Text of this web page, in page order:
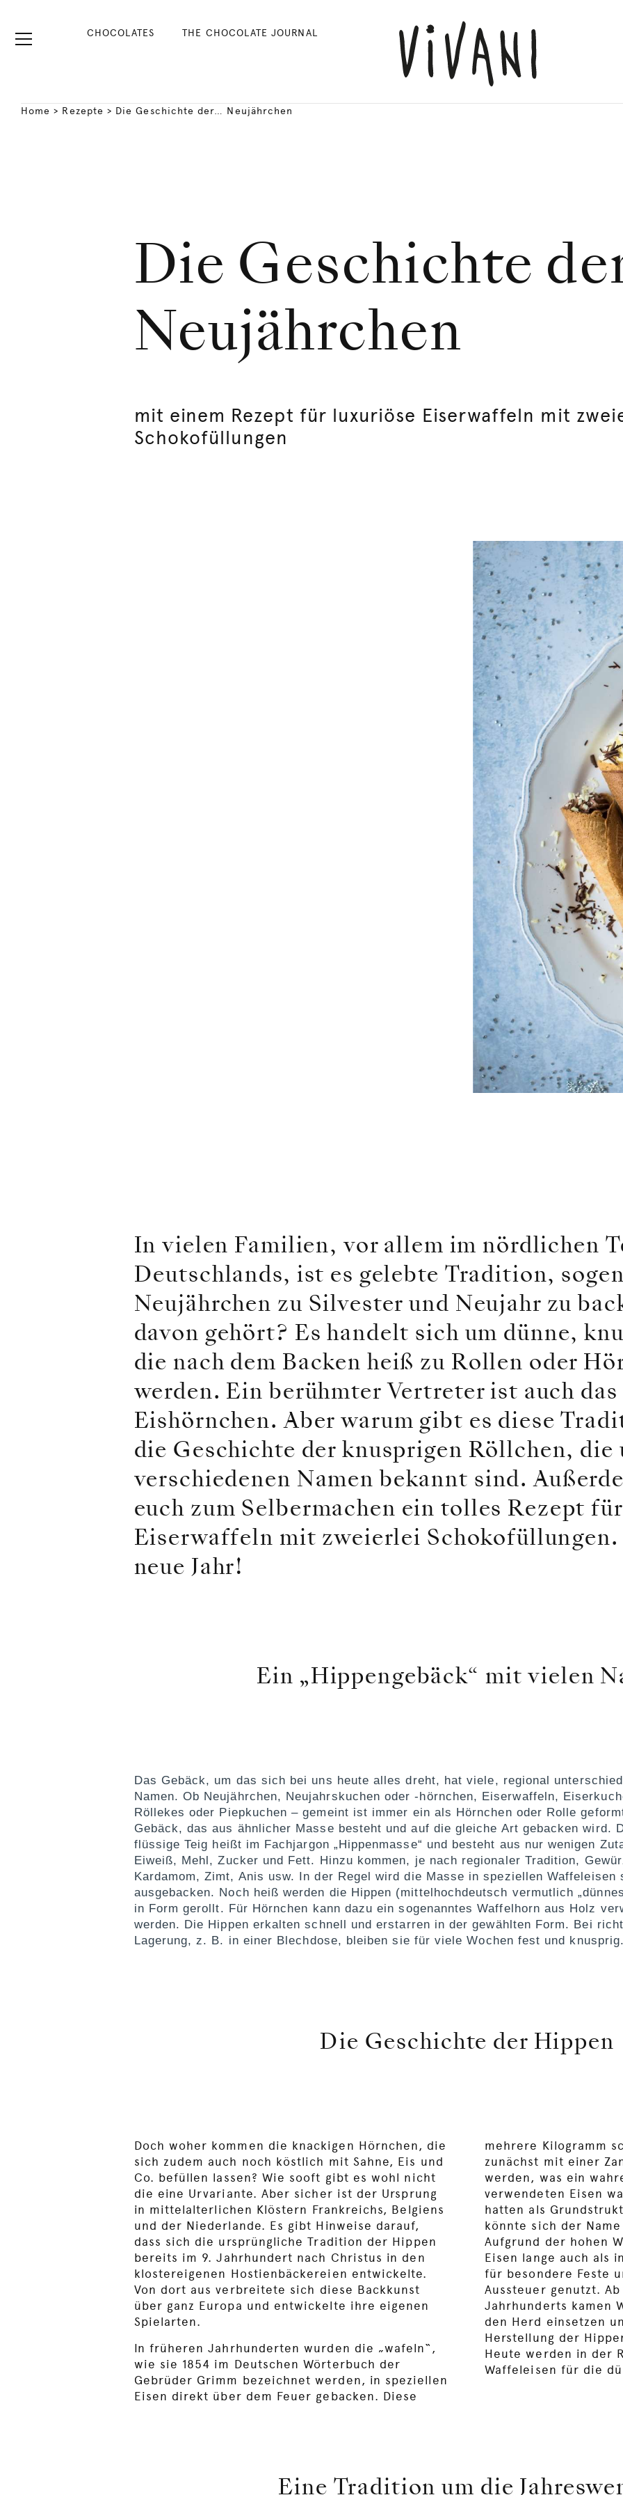
CHOCOLATES THE CHOCOLATE JOURNAL
Home > Rezepte > Die Geschichte der… Neujährchen
Die Geschichte
Neujährchen
mit einem Rezept für luxuriöse Eiserwaffeln mit
Schokofüllungen
In vielen Familien, vor allem im nördlichen
Deutschlands, ist es gelebte Tradition,
Neujährchen zu Silvester und Neujahr zu
davon gehört? Es handelt sich um dünne,
die nach dem Backen heiß zu Rollen oder
werden. Ein berühmter Vertreter ist auch das
Eishörnchen. Aber warum gibt es diese
die Geschichte der knusprigen Röllchen, die
verschiedenen Namen bekannt sind.
euch zum Selbermachen ein tolles Rezept
Eiserwaffeln mit zweierlei
neue Jahr!
Ein „Hippengebäck“ mit vielen
Das Gebäck, um das sich bei uns heute alles dreht, hat viele, regional
Namen. Ob Neujährchen, Neujahrskuchen oder -hörnchen, Eiserwaffeln,
Röllekes oder Piepkuchen – gemeint ist immer ein als Hörnchen oder Rolle
Gebäck, das aus ähnlicher Masse besteht und auf die gleiche Art gebacken wird.
flüssige Teig heißt im Fachjargon „Hippenmasse“ und besteht aus nur wenigen
Eiweiß, Mehl, Zucker und Fett. Hinzu kommen, je nach regionaler Tradition,
Kardamom, Zimt, Anis usw. In der Regel wird die Masse in speziellen Waffeleisen
ausgebacken. Noch heiß werden die Hippen (mittelhochdeutsch vermutlich
in Form gerollt. Für Hörnchen kann dazu ein sogenanntes Waffelhorn aus Holz
werden. Die Hippen erkalten schnell und erstarren in der gewählten Form. Bei
Lagerung, z. B. in einer Blechdose, bleiben sie für viele Wochen fest und
Die Geschichte der Hippen
Doch woher kommen die knackigen Hörnchen, die
sich zudem auch noch köstlich mit Sahne, Eis und
Co. befüllen lassen? Wie sooft gibt es wohl nicht
die eine Urvariante. Aber sicher ist der Ursprung
in mittelalterlichen Klöstern Frankreichs, Belgiens
und der Niederlande. Es gibt Hinweise darauf,
dass sich die ursprüngliche Tradition der Hippen
bereits im 9. Jahrhundert nach Christus in den
klostereigenen Hostienbäckereien entwickelte.
Von dort aus verbreitete sich diese Backkunst
über ganz Europa und entwickelte ihre eigenen
Spielarten.
In früheren Jahrhunderten wurden die „wafeln“,
wie sie 1854 im Deutschen Wörterbuch der
Gebrüder Grimm bezeichnet werden, in speziellen
Eisen direkt über dem Feuer gebacken. Diese
mehrere Kilogramm
zunächst mit einer
werden, was ein
verwendeten Eisen
hatten als
könnte sich der
Aufgrund der hohen
Eisen lange auch als
für besondere Feste
Aussteuer genutzt.
Jahrhunderts kamen
den Herd einsetzen
Herstellung der
Heute werden in der
Waffeleisen für die
Eine Tradition um die